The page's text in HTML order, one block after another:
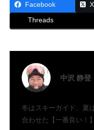
Facebook X
Threads
中沢 静登
冬はスキーガイド、夏
合わせた【一番良い！